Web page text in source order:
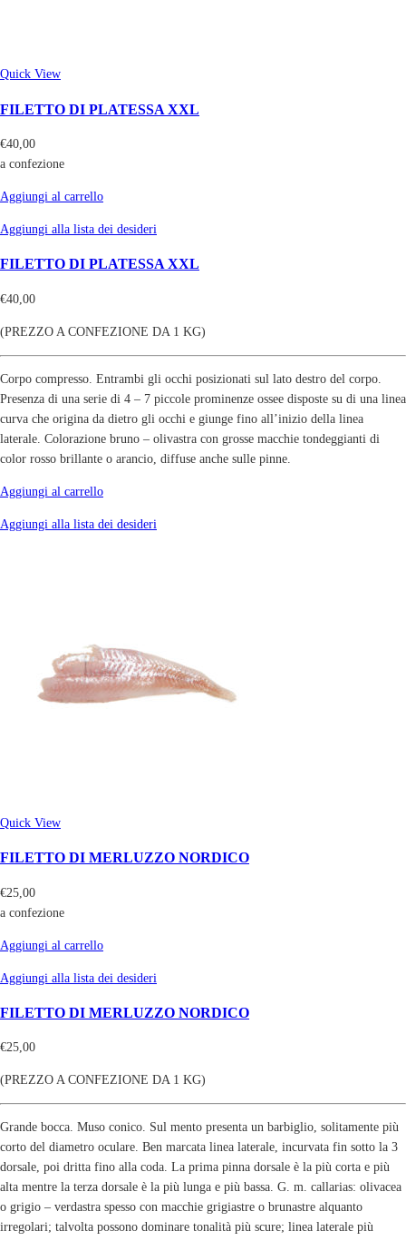
Quick View
FILETTO DI PLATESSA XXL
€40,00
a confezione
Aggiungi al carrello
Aggiungi alla lista dei desideri
FILETTO DI PLATESSA XXL
€40,00
(PREZZO A CONFEZIONE DA 1 KG)
Corpo compresso. Entrambi gli occhi posizionati sul lato destro del corpo.
Presenza di una serie di 4 – 7 piccole prominenze ossee disposte su di una linea
curva che origina da dietro gli occhi e giunge fino all’inizio della linea
laterale. Colorazione bruno – olivastra con grosse macchie tondeggianti di
color rosso brillante o arancio, diffuse anche sulle pinne.
Aggiungi al carrello
Aggiungi alla lista dei desideri
Quick View
FILETTO DI MERLUZZO NORDICO
€25,00
a confezione
Aggiungi al carrello
Aggiungi alla lista dei desideri
FILETTO DI MERLUZZO NORDICO
€25,00
(PREZZO A CONFEZIONE DA 1 KG)
Grande bocca. Muso conico. Sul mento presenta un barbiglio, solitamente più
corto del diametro oculare. Ben marcata linea laterale, incurvata fin sotto la 3
dorsale, poi dritta fino alla coda. La prima pinna dorsale è la più corta e più
alta mentre la terza dorsale è la più lunga e più bassa. G. m. callarias: olivacea
o grigio – verdastra spesso con macchie grigiastre o brunastre alquanto
irregolari; talvolta possono dominare tonalità più scure; linea laterale più